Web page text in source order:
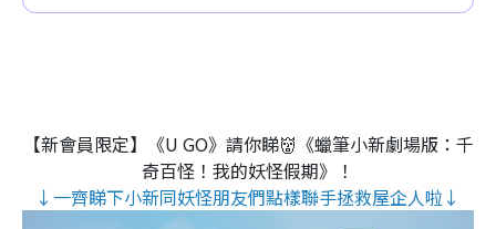
【新會員限定】《U GO》請你睇👹《蠟筆小新劇場版：千
奇百怪！我的妖怪假期》！
↓一齊睇下小新同妖怪朋友們點樣聯手拯救屋企人啦↓